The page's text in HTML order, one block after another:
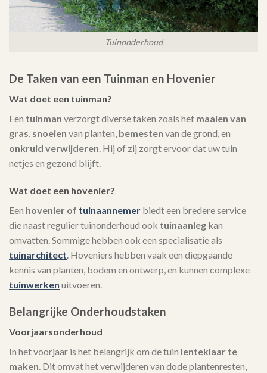
Tuinonderhoud
De Taken van een Tuinman en Hovenier
Wat doet een tuinman?
Een tuinman verzorgt diverse taken zoals het maaien van
gras, snoeien van planten, bemesten van de grond, en
onkruid verwijderen. Hij of zij zorgt ervoor dat uw tuin
netjes en gezond blijft.
Wat doet een hovenier?
Een hovenier of tuinaannemer biedt een bredere service
die naast regulier tuinonderhoud ook tuinaanleg kan
omvatten. Sommige hebben ook een specialisatie als
tuinarchitect. Hoveniers hebben vaak een diepgaande
kennis van planten, bodem en ontwerp, en kunnen complexe
tuinwerken uitvoeren.
Belangrijke Onderhoudstaken
Voorjaarsonderhoud
In het voorjaar is het belangrijk om de tuin lenteklaar te
maken. Dit omvat het verwijderen van dode plantenresten,